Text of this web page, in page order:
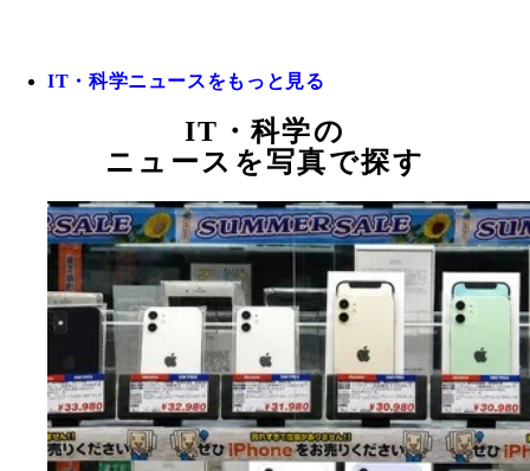
IT・科学ニュースをもっと見る
IT・科学の
ニュースを写真で探す